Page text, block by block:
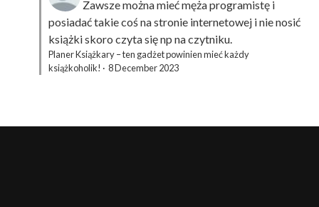
Zawsze można mieć męża programistę i
posiadać takie coś na stronie internetowej i nie nosić
książki skoro czyta się np na czytniku.
Planer Książkary – ten gadżet powinien mieć każdy
książkoholik! · 8 December 2023